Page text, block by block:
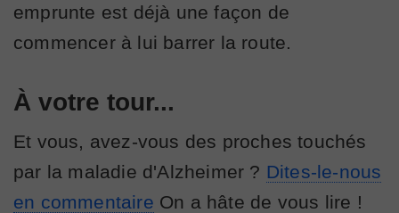
emprunte est déjà une façon de
commencer à lui barrer la route.
À votre tour...
Et vous, avez-vous des proches touchés
par la maladie d'Alzheimer ? Dites-le-nous
en commentaire On a hâte de vous lire !